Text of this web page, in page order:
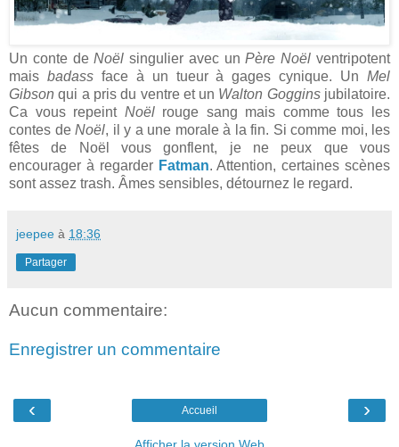
Un conte deNoëlsingulier avec unPère Noël ventripotent
mais badass face à un tueur à gages cynique. UnMel
Gibson qui a pris du ventre et un Walton Gogginsjubilatoire.
Ca vous repeint Noël rouge sang mais comme tous les
contes de Noël, il y a une morale à la fin. Si comme moi, les
fêtes de Noël vous gonflent, je ne peux que vous
encourager à regarder Fatman. Attention, certaines scènes
sont assez trash. Âmes sensibles, détournez le regard.
jeepee à 18:36
Partager
Aucun commentaire:
Enregistrer un commentaire
‹ ›
Accueil